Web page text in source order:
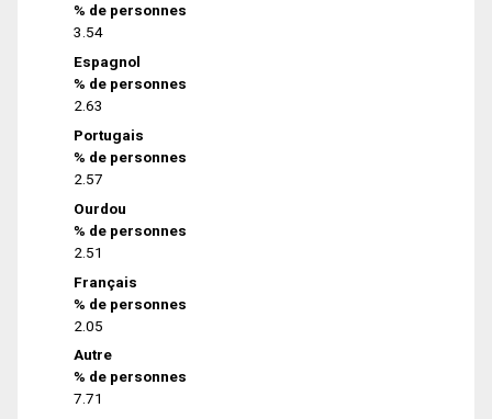
% de personnes
3.54
Espagnol
% de personnes
2.63
Portugais
% de personnes
2.57
Ourdou
% de personnes
2.51
Français
% de personnes
2.05
Autre
% de personnes
7.71